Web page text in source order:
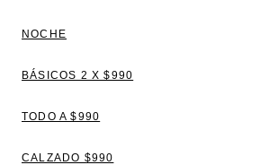
NOCHE
BÁSICOS 2 X $990
TODO A $990
CALZADO $990